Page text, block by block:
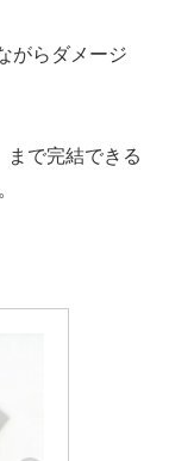
がらダメージ
まで完結できる